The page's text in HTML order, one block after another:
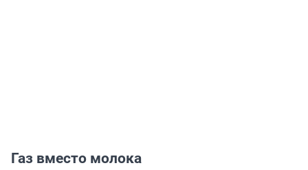
Газ вместо молока